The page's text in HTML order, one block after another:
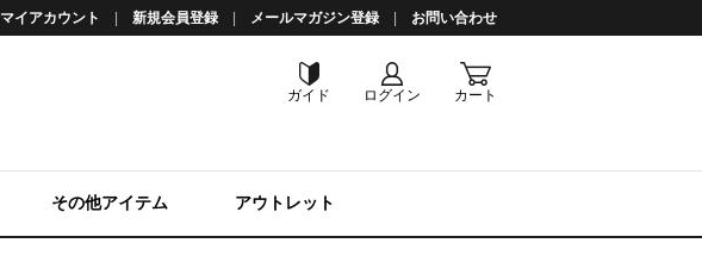
マイアカウント 新規会員登録 メールマガジン登録 お問い合わせ
ガイド ログイン カート
その他アイテム アウトレット